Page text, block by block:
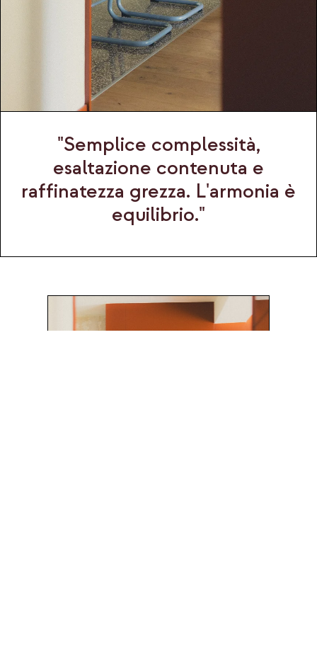
"Semplice complessità,
esaltazione contenuta e
raffinatezza grezza. L'armonia è
equilibrio."